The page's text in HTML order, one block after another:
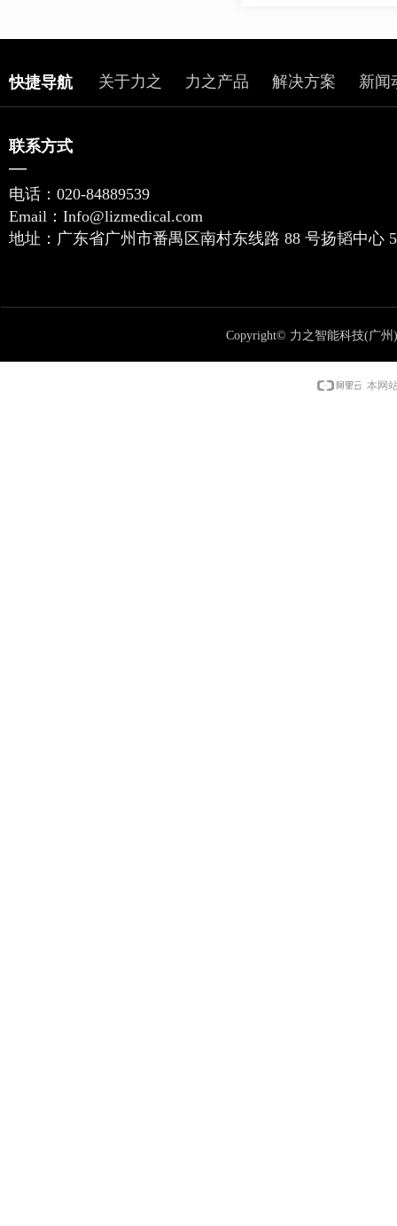
快捷导航 关于力之 力之产品 解决方案 新闻
Copyright© 力之智能科技(广州
联系方式
—
电话： 020-84889539
Email： Info@lizmedical.com
地址： 广东省广州市番禺区南村东线路 88 号扬韬中心
本网